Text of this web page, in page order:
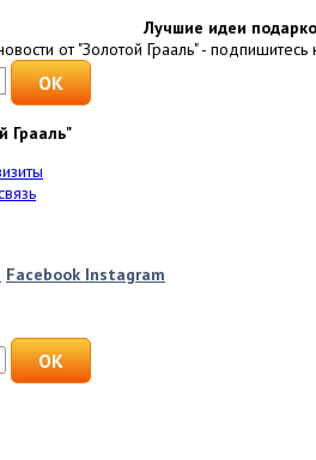
Лучшие идеи
от "Золотой Грааль" - подпишитесь
Грааль"
Facebook Instagram
OK